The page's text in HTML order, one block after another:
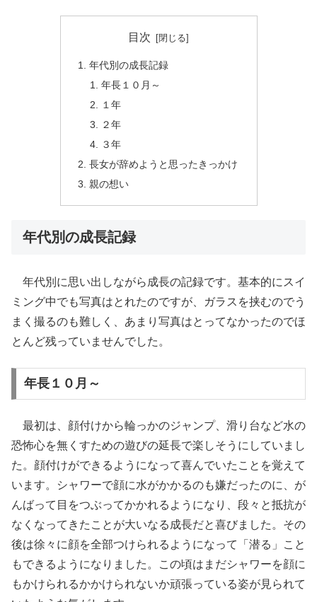
目次
年代別の成長記録
年長１０月～
１年
２年
３年
長女が辞めようと思ったきっかけ
親の想い
年代別の成長記録
年代別に思い出しながら成長の記録です。基本的にスイ
ミング中でも写真はとれたのですが、ガラスを挟むのでう
まく撮るのも難しく、あまり写真はとってなかったのでほ
とんど残っていませんでした。
年長１０月～
最初は、顔付けから輪っかのジャンプ、滑り台など水の
恐怖心を無くすための遊びの延長で楽しそうにしていまし
た。顔付けができるようになって喜んでいたことを覚えて
います。シャワーで顔に水がかかるのも嫌だったのに、が
んばって目をつぶってかかれるようになり、段々と抵抗が
なくなってきたことが大いなる成長だと喜びました。その
後は徐々に顔を全部つけられるようになって「潜る」こと
もできるようになりました。この頃はまだシャワーを顔に
もかけられるかかけられないか頑張っている姿が見られて